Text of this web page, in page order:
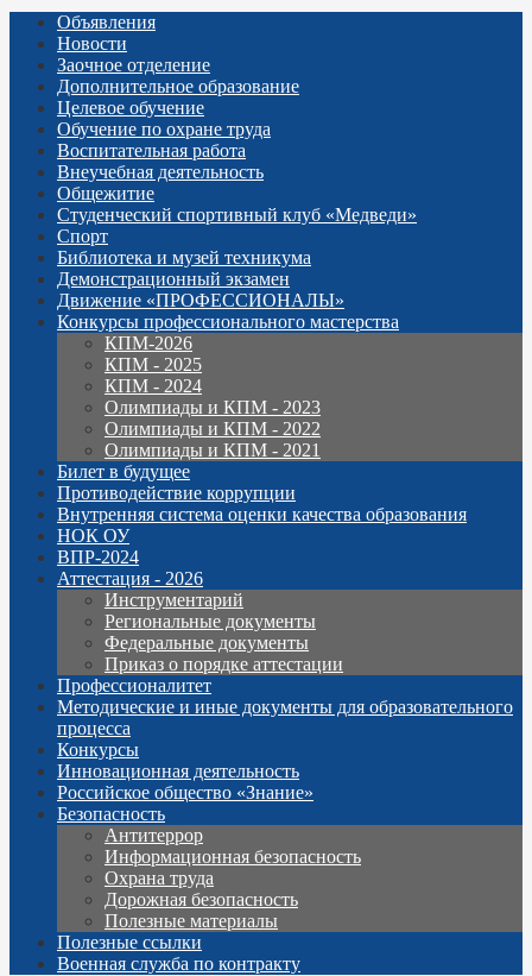
Объявления
Новости
Заочное отделение
Дополнительное образование
Целевое обучение
Обучение по охране труда
Воспитательная работа
Внеучебная деятельность
Общежитие
Студенческий спортивный клуб «Медведи»
Спорт
Библиотека и музей техникума
Демонстрационный экзамен
Движение «ПРОФЕССИОНАЛЫ»
Конкурсы профессионального мастерства
КПМ-2026
КПМ - 2025
КПМ - 2024
Олимпиады и КПМ - 2023
Олимпиады и КПМ - 2022
Олимпиады и КПМ - 2021
Билет в будущее
Противодействие коррупции
Внутренняя система оценки качества образования
НОК ОУ
ВПР-2024
Аттестация - 2026
Инструментарий
Региональные документы
Федеральные документы
Приказ о порядке аттестации
Профессионалитет
Методические и иные документы для образовательного
процесса
Конкурсы
Инновационная деятельность
Российское общество «Знание»
Безопасность
Антитеррор
Информационная безопасность
Охрана труда
Дорожная безопасность
Полезные материалы
Полезные ссылки
Военная служба по контракту